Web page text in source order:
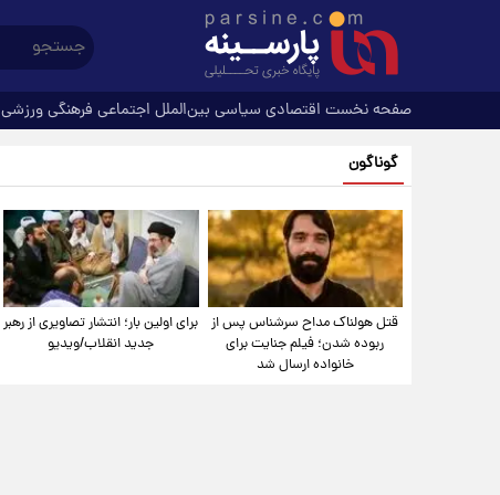
صفحه نخست اقتصادی سیاسی بین‌الملل اجتماعی فرهنگیورزشی
گوناگون
قتل هولناک مداح سرشناس پس از
ربوده شدن؛ فیلم جنایت برای
خانواده ارسال شد
برای اولین بار؛ انتشار تصاویری از رهبر
جدید انقلاب/ویدیو